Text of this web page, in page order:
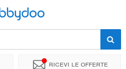
Ricevi le offerte